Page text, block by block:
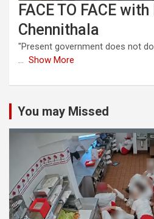
FACE TO FACE
Chennithala
"Present government does not
... Show More
You may Missed